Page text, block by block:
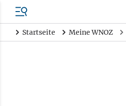
Startseite Meine WNOZ